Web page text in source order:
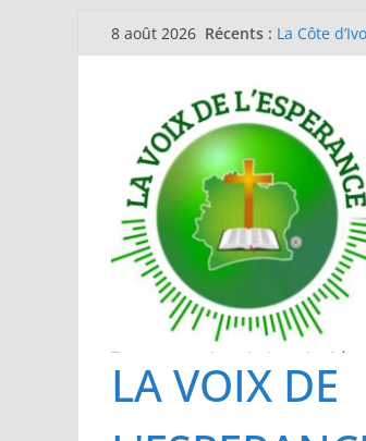
Passer
au
8 août 2026 Récents : La Côte
Journée de
EGLISE
Formation
Une
La gestion
des cas
LA VOIX DE